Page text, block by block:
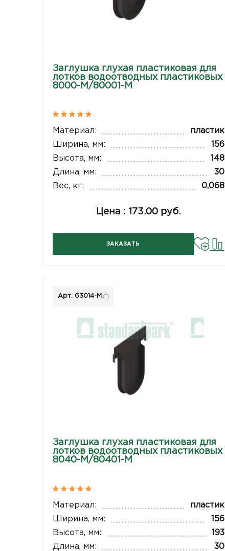
Заглушка глухая пластиковая для
лотков водоотводных пластиковых
8000-М/80001-М
Материал:
пластик
Ширина, мм:
156
Высота, мм:
148
Длина, мм:
30
Вес, кг:
0,068
Цена : 173.00 руб.
ЗАКАЗАТЬ
Арт: 63014-М
Заглушка глухая пластиковая для
лотков водоотводных пластиковых
8040-М/80401-М
Материал:
пластик
Ширина, мм:
156
Высота, мм:
193
Длина, мм:
30